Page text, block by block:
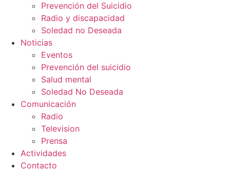
Prevención del Suicidio
Radio y discapacidad
Soledad no Deseada
Noticias
Eventos
Prevención del suicidio
Salud mental
Soledad No Deseada
Comunicación
Radio
Television
Prensa
Actividades
Contacto